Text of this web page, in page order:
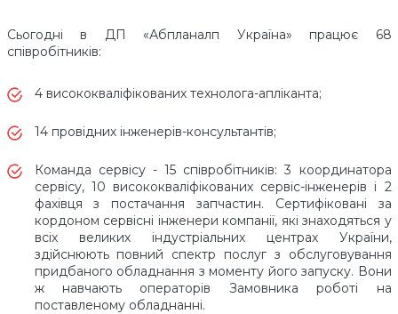
Сьогодні в ДП «Абпланалп Україна» працює 68
співробітників:
4 висококваліфікованих технолога-апліканта;
14 провідних інженерів-консультантів;
Команда сервісу - 15 співробітників: 3 координатора
сервісу, 10 висококваліфікованих сервіс-інженерів і 2
фахівця з постачання запчастин. Сертифіковані за
кордоном сервісні інженери компанії, які знаходяться у
всіх великих індустріальних центрах України,
здійснюють повний спектр послуг з обслуговування
придбаного обладнання з моменту його запуску. Вони
ж навчають операторів Замовника роботі на
поставленому обладнанні.